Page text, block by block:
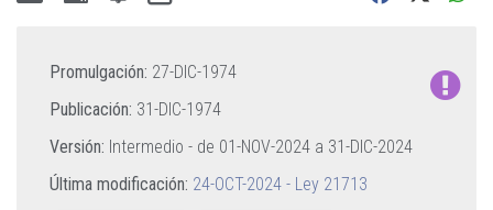
Promulgación: 27-DIC-1974
Publicación: 31-DIC-1974
Versión: Intermedio - de 01-NOV-2024 a 31-DIC-2024
Última modificación: 24-OCT-2024 - Ley 21713